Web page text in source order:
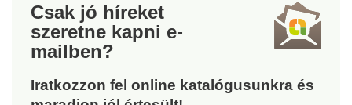
hulladék.
Csak jó híreket
szeretne kapni e-
mailben?
Iratkozzon fel online katalógusunkra és